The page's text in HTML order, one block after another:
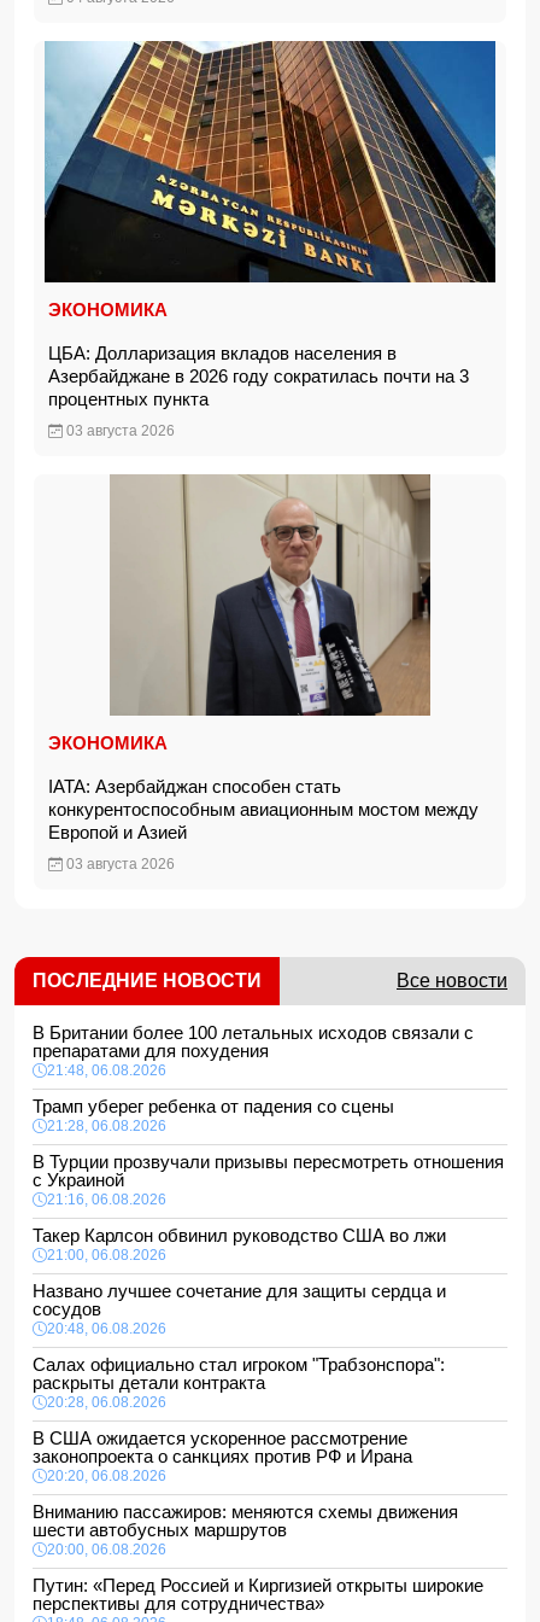
ЭКОНОМИКА
ЦБА: Долларизация вкладов населения в
Азербайджане в 2026 году сократилась почти на 3
процентных пункта
03 августа 2026
ЭКОНОМИКА
IATA: Азербайджан способен стать
конкурентоспособным авиационным мостом между
Европой и Азией
03 августа 2026
ПОСЛЕДНИЕ НОВОСТИ Все новости
В Британии более 100 летальных исходов связали с
препаратами для похудения
21:48, 06.08.2026
Трамп уберег ребенка от падения со сцены
21:28, 06.08.2026
В Турции прозвучали призывы пересмотреть отношения
с Украиной
21:16, 06.08.2026
Такер Карлсон обвинил руководство США во лжи
21:00, 06.08.2026
Названо лучшее сочетание для защиты сердца и
сосудов
20:48, 06.08.2026
Салах официально стал игроком "Трабзонспора":
раскрыты детали контракта
20:28, 06.08.2026
В США ожидается ускоренное рассмотрение
законопроекта о санкциях против РФ и Ирана
20:20, 06.08.2026
Вниманию пассажиров: меняются схемы движения
шести автобусных маршрутов
20:00, 06.08.2026
Путин: «Перед Россией и Киргизией открыты широкие
перспективы для сотрудничества»